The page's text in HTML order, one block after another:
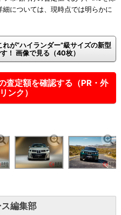
については、現時点では明らかに
れが“ハイランダー”級サイズの新型
！ 画像で見る（40枚）
査定額を確認する（PR・外
ンク）
編集部